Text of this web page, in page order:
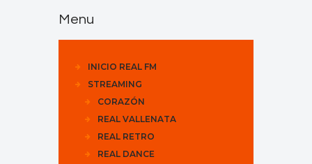
Menu
INICIO REAL FM
STREAMING
CORAZÓN
REAL VALLENATA
REAL RETRO
REAL DANCE